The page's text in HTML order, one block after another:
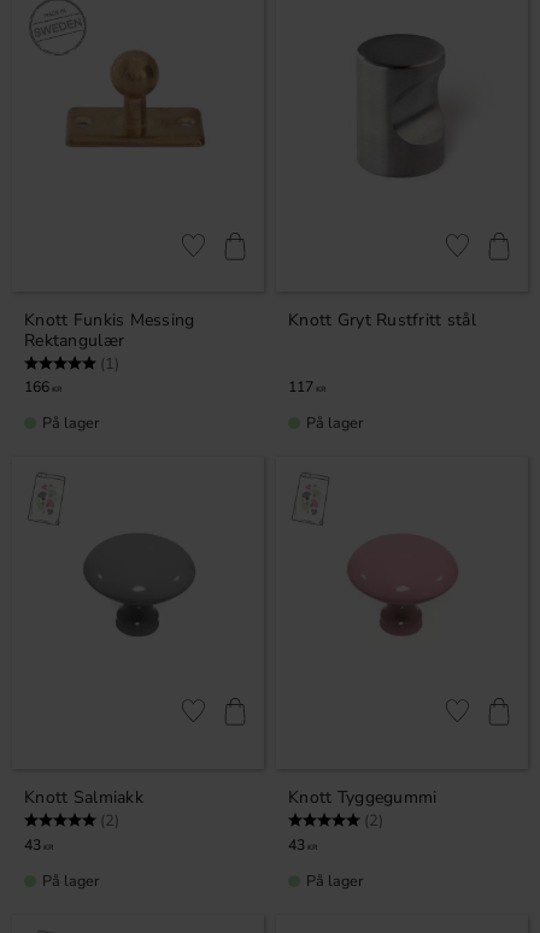
Knott Funkis Messing
Rektangulær
Karakter: (1)
166 KR
Lagre som favoritt
På lager
Knott Gryt Rustfritt stål
117 KR
Lagre som
På lager
Knott Salmiakk
Karakter: (2)
43 KR
Lagre som favoritt
På lager
Knott Tyggegummi
Karakter: (2)
43 KR
Lagre som
På lager